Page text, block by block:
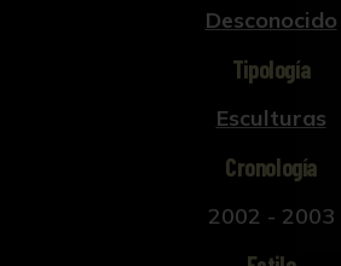
Desconocido
Tipología
Esculturas
Cronología
2002 - 2003